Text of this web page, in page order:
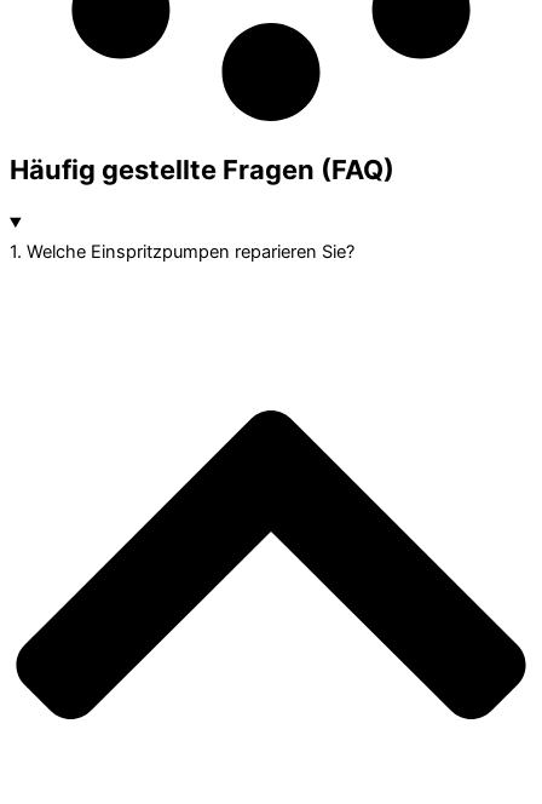
Häufig gestellte Fragen (FAQ)
1. Welche Einspritzpumpen reparieren Sie?